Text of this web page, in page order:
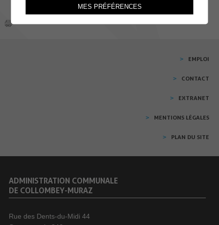
EMPLOI
CONTACT
EXTRANET
MENTIONS LÉGALES
PLAN DU SITE
ADMINISTRATION COMMUNALE
DE COLLOMBEY-MURAZ
Rue des Dents-du-Midi 44
MES PRÉFÉRENCES